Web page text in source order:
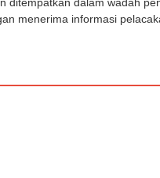
menerima informasi